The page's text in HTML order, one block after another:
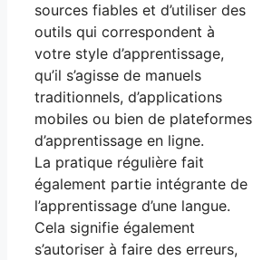
sources fiables et d’utiliser des
outils qui correspondent à
votre style d’apprentissage,
qu’il s’agisse de manuels
traditionnels, d’applications
mobiles ou bien de plateformes
d’apprentissage en ligne.
La pratique régulière fait
également partie intégrante de
l’apprentissage d’une langue.
Cela signifie également
s’autoriser à faire des erreurs,